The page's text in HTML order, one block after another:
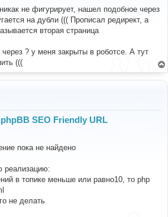
не фигурирует, нашел подобное через
на дубли ((( Прописал редирект, а
вторая страница
? у меня закрыты в роботсе. А тут
(((
SEO Friendly URL
пока не найдено
реализацию:
в топике меньше или равно10, то php
не делать